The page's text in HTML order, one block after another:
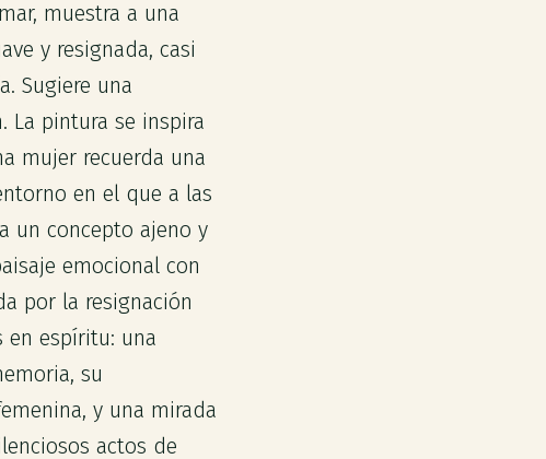
muestra a una
y resignada, casi
Sugiere una
La pintura se inspira
mujer recuerda una
en el que a las
un concepto ajeno y
emocional con
por la resignación
en espíritu: una
su
y una mirada
actos de